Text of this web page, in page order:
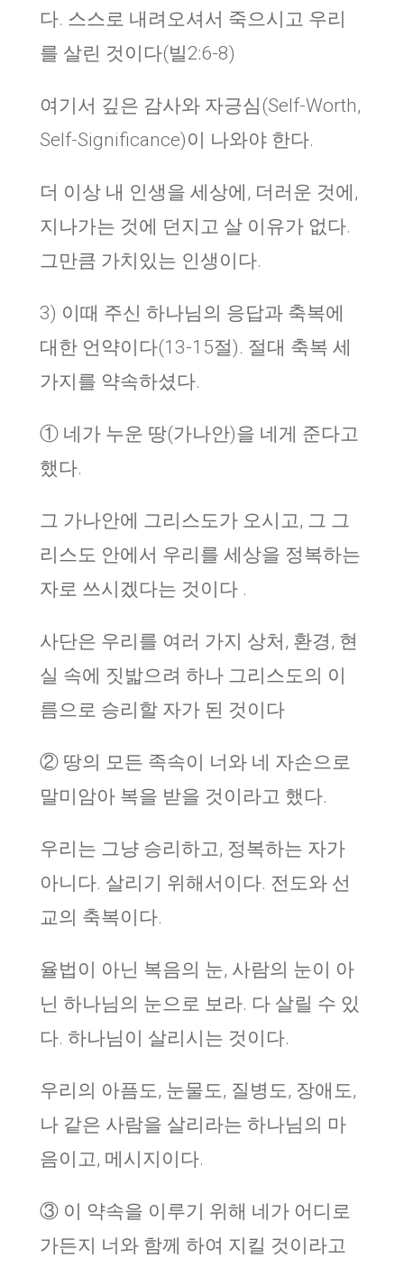
다. 스스로 내려오셔서 죽으시고 우리
를 살린 것이다(빌2:6-8)
여기서 깊은 감사와 자긍심(Self-Worth,
Self-Significance)이 나와야 한다.
더 이상 내 인생을 세상에, 더러운 것에,
지나가는 것에 던지고 살 이유가 없다.
그만큼 가치있는 인생이다.
3) 이때 주신 하나님의 응답과 축복에
대한 언약이다(13-15절). 절대 축복 세
가지를 약속하셨다.
① 네가 누운 땅(가나안)을 네게 준다고
했다.
그 가나안에 그리스도가 오시고, 그 그
리스도 안에서 우리를 세상을 정복하는
자로 쓰시겠다는 것이다 .
사단은 우리를 여러 가지 상처, 환경, 현
실 속에 짓밟으려 하나 그리스도의 이
름으로 승리할 자가 된 것이다
② 땅의 모든 족속이 너와 네 자손으로
말미암아 복을 받을 것이라고 했다.
우리는 그냥 승리하고, 정복하는 자가
아니다. 살리기 위해서이다. 전도와 선
교의 축복이다.
율법이 아닌 복음의 눈, 사람의 눈이 아
닌 하나님의 눈으로 보라. 다 살릴 수 있
다. 하나님이 살리시는 것이다.
우리의 아픔도, 눈물도, 질병도, 장애도,
나 같은 사람을 살리라는 하나님의 마
음이고, 메시지이다.
③ 이 약속을 이루기 위해 네가 어디로
가든지 너와 함께 하여 지킬 것이라고